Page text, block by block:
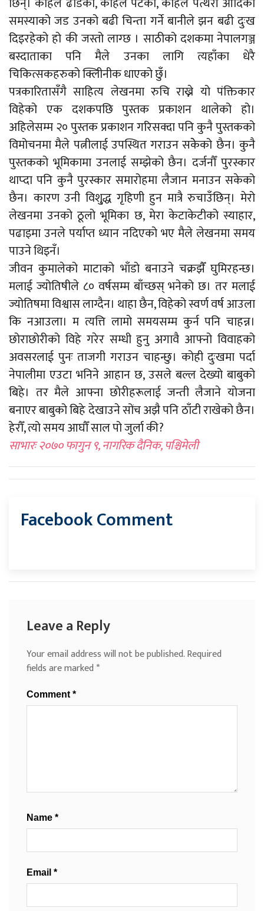
समस्याको जड उनको बढी चिन्ता गर्ने बानीले झन बढी दुःख
दिइरहेको हो की जस्तो लाग्छ । साठीको दशकमा नेपालगञ्ज
बस्दाताका पनि मैले उनका लागि त्यहाँका धेरै
चिकित्सकहरुको क्लिीनीक धाएको छुँ।
पत्रकारितासँगै साहित्य लेखनमा रुचि राख्ने यो पंक्तिकार
विहेको एक दशकपछि पुस्तक प्रकाशन थालेको हो।
अहिलेसम्म २० पुस्तक प्रकाशन गरिसक्दा पनि कुनै पुस्तकको
विमोचनमा मैले पत्नीलाई उपस्थित गराउन सकेेको छैन। कुनै
पुस्तकको भूमिकामा उनलाई सम्झेको छैन। दर्जनौँ पुरस्कार
थाप्दा पनि कुनै पुरस्कार समारोहमा लैजान मनाउन सकेको
छैन। कारण उनी विशु्द्ध गृहिणी हुन मात्रै रुचाउँछिन्। मेरो
लेखनमा उनको ठूलो भूमिका छ, मेरा केटाकेटीको स्याहार,
पढाइमा उनले पर्याप्त ध्यान नदिएको भए मैले लेखनमा समय
पाउने थिइनँ।
जीवन कुमालेको माटाको भाँडो बनाउने चक्रझैँ घुमिरहन्छ।
मलाई ज्योतिषीले ८० वर्षसम्म बाँच्छस् भनेको छ। तर मलाई
ज्योतिषमा विश्वास लाग्दैन। थाहा छैन, विहेको स्वर्ण वर्ष आउला
कि नआउला। म त्यत्ति लामो समयसम्म कुर्न पनि चाहन्न।
छोराछोरीको विहे गरेर सम्धी हुनु अगावै आफ्नो विवाहको
अवसरलाई पुनः ताजगी गराउन चाहन्छु। कोही दुःखमा पर्दा
नेपालीमा एउटा भनिने आहान छ, उसले बल्ल देख्यो बाबुको
बिहे। तर मैले आफ्ना छोरीहरूलाई जन्ती लैजाने योजना
बनाएर बाबुको बिहे देखाउने सोंच अझै पनि ठाँटी राखेको छैन।
हेरौँ, त्यो समय आघौँ साल पो जुर्ला की?
साभारः २०७० फागुन ९, नागरिक दैनिक, पश्चिमेली
Facebook Comment
Leave a Reply
Your email address will not be published.Required
fields are marked*
Comment *
Name *
Email *